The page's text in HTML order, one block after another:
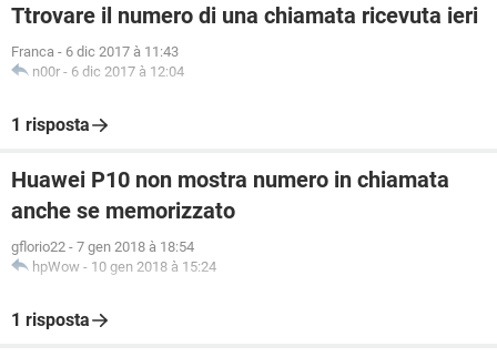
Ttrovare il numero di una chiamata ricevuta ieri
Franca - 6 dic 2017 à 11:43
n00r - 6 dic 2017 à 12:04
1 risposta
Huawei P10 non mostra numero in chiamata
anche se memorizzato
gflorio22 - 7 gen 2018 à 18:54
hpWow - 10 gen 2018 à 15:24
1 risposta